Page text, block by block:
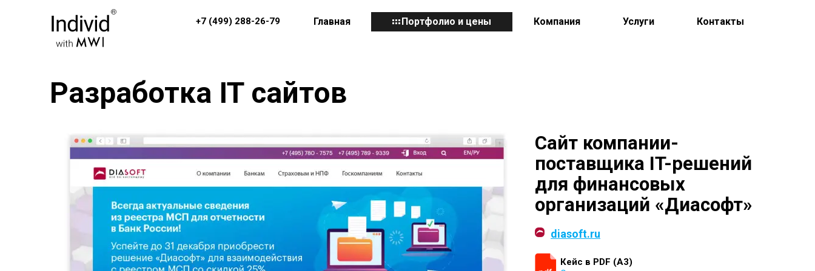
+7 (499) 288-26-79 Главная Портфолио и цены Компания Услуги Контакты
Разработка IT сайтов
Сайт компании-
поставщика IT-решений
для финансовых
организаций «Диасофт»
diasoft.ru
Кейс в PDF (А3)